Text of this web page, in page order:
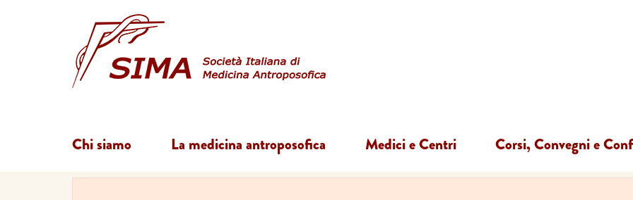
Chi siamo La medicina antroposofica Medici e Centri Corsi, Convegni e